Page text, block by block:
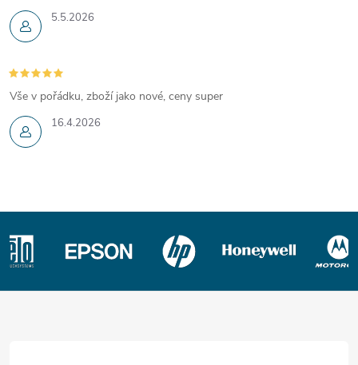
5.5.2026
16.4.2026
Vše v pořádku, zboží jako nové, ceny super
Z